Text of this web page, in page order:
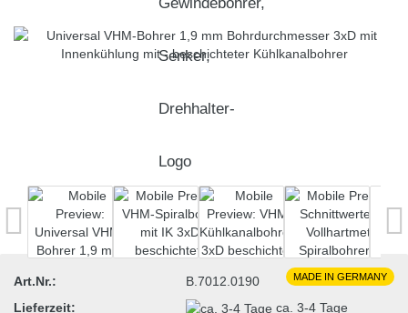
MADE IN GERMANY
Art.Nr.:
B.7012.0190
Lieferzeit:
ca. 3-4 Tage